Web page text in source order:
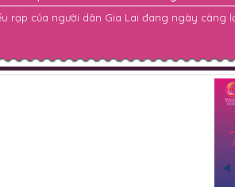
rạp của người dân Gia Lai đang ngày càng